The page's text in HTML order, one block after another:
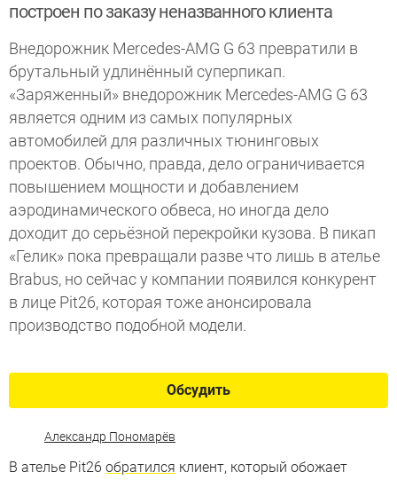
построен по заказу неназванного клиента
Внедорожник Mercedes-AMG G 63 превратили в
брутальный удлинённый суперпикап.
«Заряженный» внедорожник Mercedes-AMG G 63
является одним из самых популярных
автомобилей для различных тюнинговых
проектов. Обычно, правда, дело ограничивается
повышением мощности и добавлением
аэродинамического обвеса, но иногда дело
доходит до серьёзной перекройки кузова. В пикап
«Гелик» пока превращали разве что лишь в ателье
Brabus, но сейчас у компании появился конкурент
в лице Pit26, которая тоже анонсировала
производство подобной модели.
Обсудить
Александр Пономарёв
В ателье Pit26 обратился клиент, который обожает